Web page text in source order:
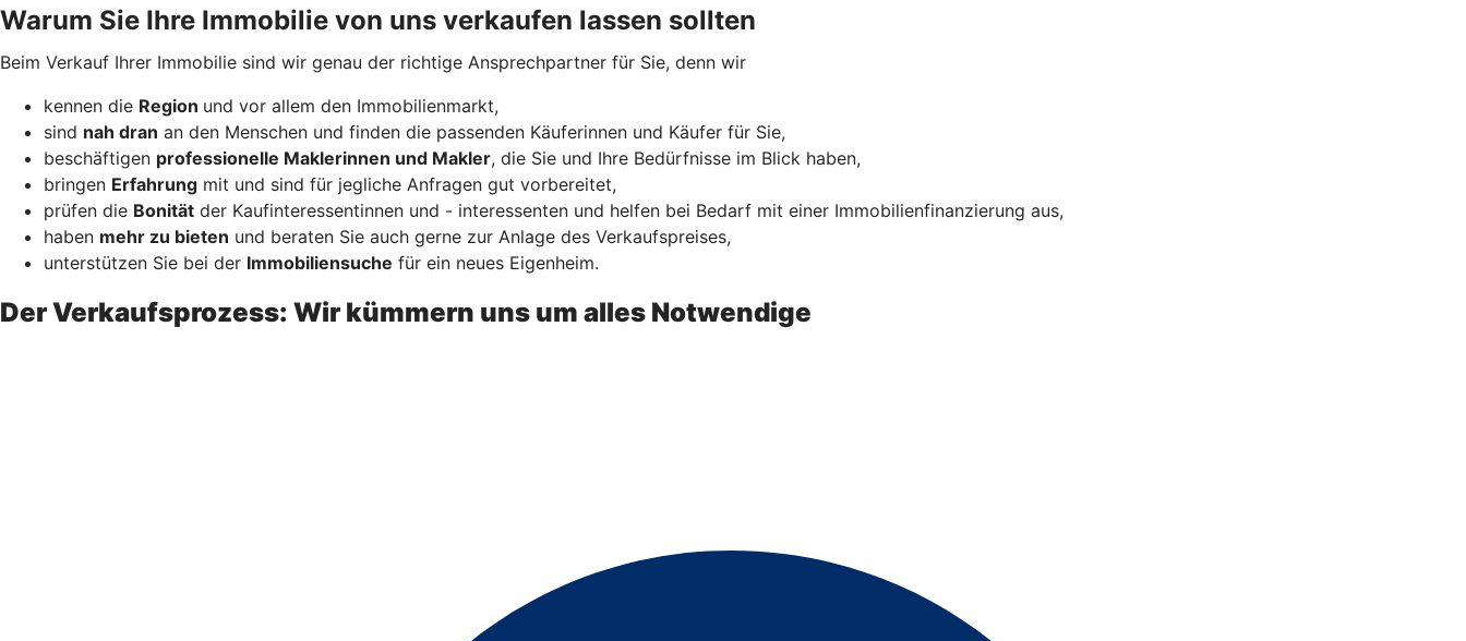
Warum Sie Ihre Immobilie von uns verkaufen lassen sollten
Beim Verkauf Ihrer Immobilie sind wir genau der richtige Ansprechpartner für Sie, denn wir
kennen die Region und vor allem den Immobilienmarkt,
sind nah dran an den Menschen und finden die passenden Käuferinnen und Käufer für Sie,
beschäftigen professionelle Maklerinnen und Makler, die Sie und Ihre Bedürfnisse im Blick haben,
bringen Erfahrung mit und sind für jegliche Anfragen gut vorbereitet,
prüfen die Bonität der Kaufinteressentinnen und - interessenten und helfen bei Bedarf mit einer Immobilienfinanzierung aus,
haben mehr zu bieten und beraten Sie auch gerne zur Anlage des Verkaufspreises,
unterstützen Sie bei der Immobiliensuche für ein neues Eigenheim.
Der Verkaufsprozess: Wir kümmern uns um alles Notwendige